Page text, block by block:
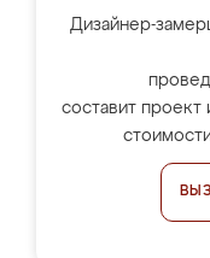
Дизайнер-
составит проект